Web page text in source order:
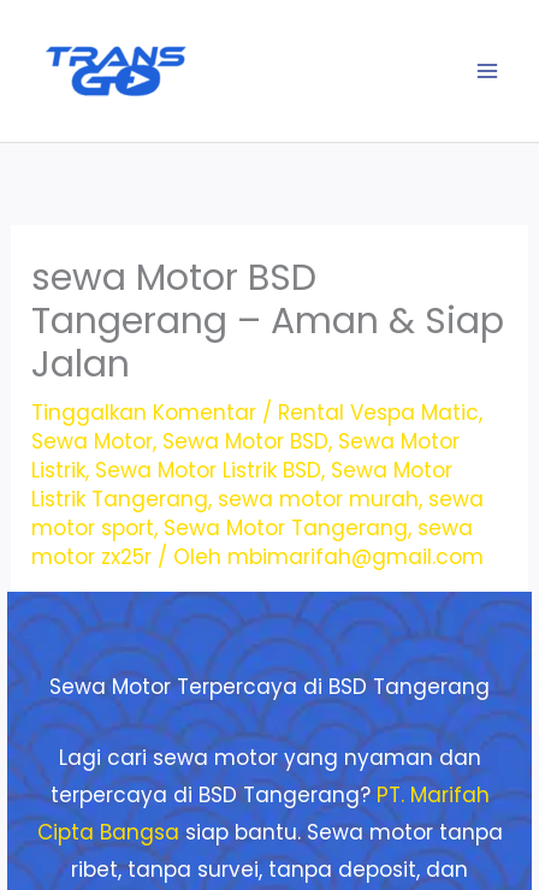
sewa Motor BSD
Tangerang – Aman & Siap
Jalan
Tinggalkan Komentar / Rental Vespa Matic,
Sewa Motor, Sewa Motor BSD, Sewa Motor
Listrik, Sewa Motor Listrik BSD, Sewa Motor
Listrik Tangerang, sewa motor murah, sewa
motor sport, Sewa Motor Tangerang, sewa
motor zx25r / Oleh mbimarifah@gmail.com
Sewa Motor Terpercaya di BSD Tangerang
Lagi cari sewa motor yang nyaman dan
terpercaya di BSD Tangerang?PT. Marifah
Cipta Bangsasiap bantu. Sewa motor tanpa
ribet, tanpa survei, tanpa deposit, dan